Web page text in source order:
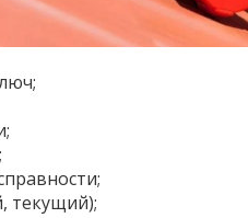
текущий);